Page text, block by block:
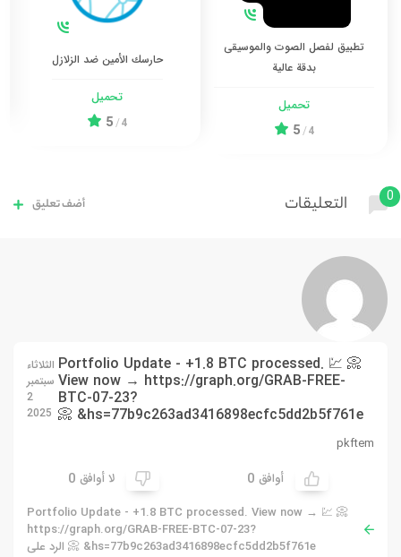
تطبيق لفصل الصوت والموسيقى
بدقة عالية
تحميل
4
/
5
حارسك الأمين ضد الزلازل
تحميل
4
/
5
0 التعليقات أضف تعليق
📀 💹 Portfolio Update - +1.8 BTC processed.
View now → https://graph.org/GRAB-FREE-
BTC-07-23?
hs=77b9c263ad3416898ecfc5dd2b5f761e& 📀
الثلاثاء
سبتمبر
2
2025
pkftem
أوافق 0 لا أوافق 0
📀 💹 Portfolio Update - +1.8 BTC processed. View now →
https://graph.org/GRAB-FREE-BTC-07-23?
hs=77b9c263ad3416898ecfc5dd2b5f761e& 📀 الرد على